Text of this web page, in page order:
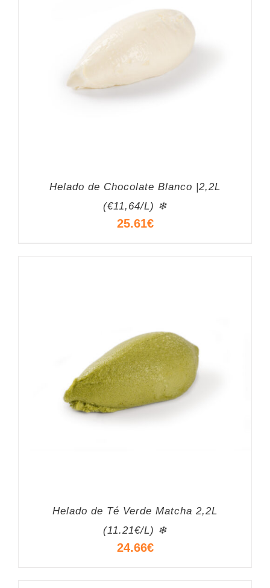
Helado de Chocolate Blanco |2,2L
(€11,64/L) ❄
25.61€
Helado de Té Verde Matcha 2,2L
(11.21€/L) ❄
24.66€